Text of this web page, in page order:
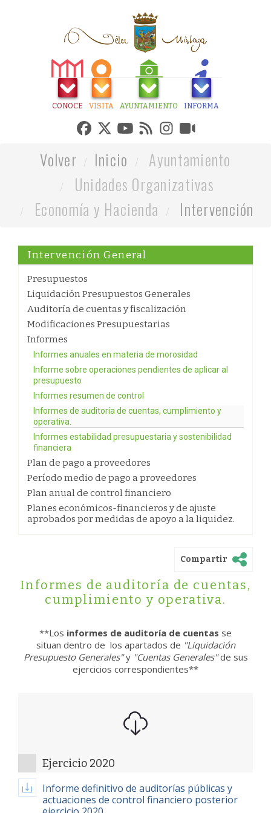
CONOCE VISITA AYUNTAMIENTO INFORMA
Volver Inicio
Ayuntamiento
Unidades Organizativas
Economía y Hacienda
Intervención
Intervención General
Presupuestos
Liquidación Presupuestos Generales
Auditoría de cuentas y fiscalización
Modificaciones Presupuestarias
Informes
Informes anuales en materia de morosidad
Informe sobre operaciones pendientes de aplicar al
presupuesto
Informes resumen de control
Informes de auditoría de cuentas, cumplimiento y
operativa.
Informes estabilidad presupuestaria y sostenibilidad
financiera
Plan de pago a proveedores
Período medio de pago a proveedores
Plan anual de control financiero
Planes económicos-financieros y de ajuste
aprobados por medidas de apoyo a la liquidez.
Compartir
Informes de auditoría de cuentas,
cumplimiento y operativa.
**Los informes de auditoría de cuentas se
situan dentro de los apartados de "Liquidación
Presupuesto Generales"y "Cuentas Generales"de sus
ejercicios correspondientes**
Ejercicio 2020
Informe definitivo de auditorías públicas y
actuaciones de control financiero posterior